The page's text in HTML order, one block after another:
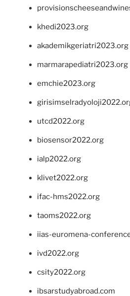
khedi2023.org
akademikgeriatri2023.org
marmarapediatri2023.org
emchie2023.org
utcd2022.org
biosensor2022.org
ialp2022.org
klivet2022.org
ifac-hms2022.org
taoms2022.org
iias-euromena-
ivd2022.org
csity2022.org
ibsarstudyabroad.com